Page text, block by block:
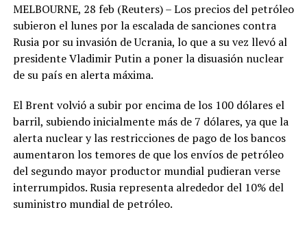
MELBOURNE, 28 feb (Reuters) – Los precios del petróleo
subieron el lunes por la escalada de sanciones contra
Rusia por su invasión de Ucrania, lo que a su vez llevó al
presidente Vladimir Putin a poner la disuasión nuclear
de su país en alerta máxima.
El Brent volvió a subir por encima de los 100 dólares el
barril, subiendo inicialmente más de 7 dólares, ya que la
alerta nuclear y las restricciones de pago de los bancos
aumentaron los temores de que los envíos de petróleo
del segundo mayor productor mundial pudieran verse
interrumpidos. Rusia representa alrededor del 10% del
suministro mundial de petróleo.